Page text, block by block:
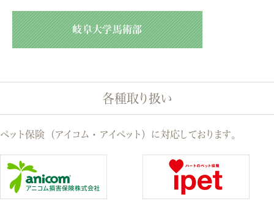
岐阜大学馬術部
各種取り扱い
ペット保険（アイコム・アイペット）に対応しております。